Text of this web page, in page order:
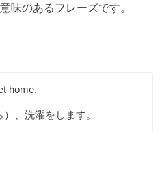
味のあるフレーズです。
home.
、洗濯をします。